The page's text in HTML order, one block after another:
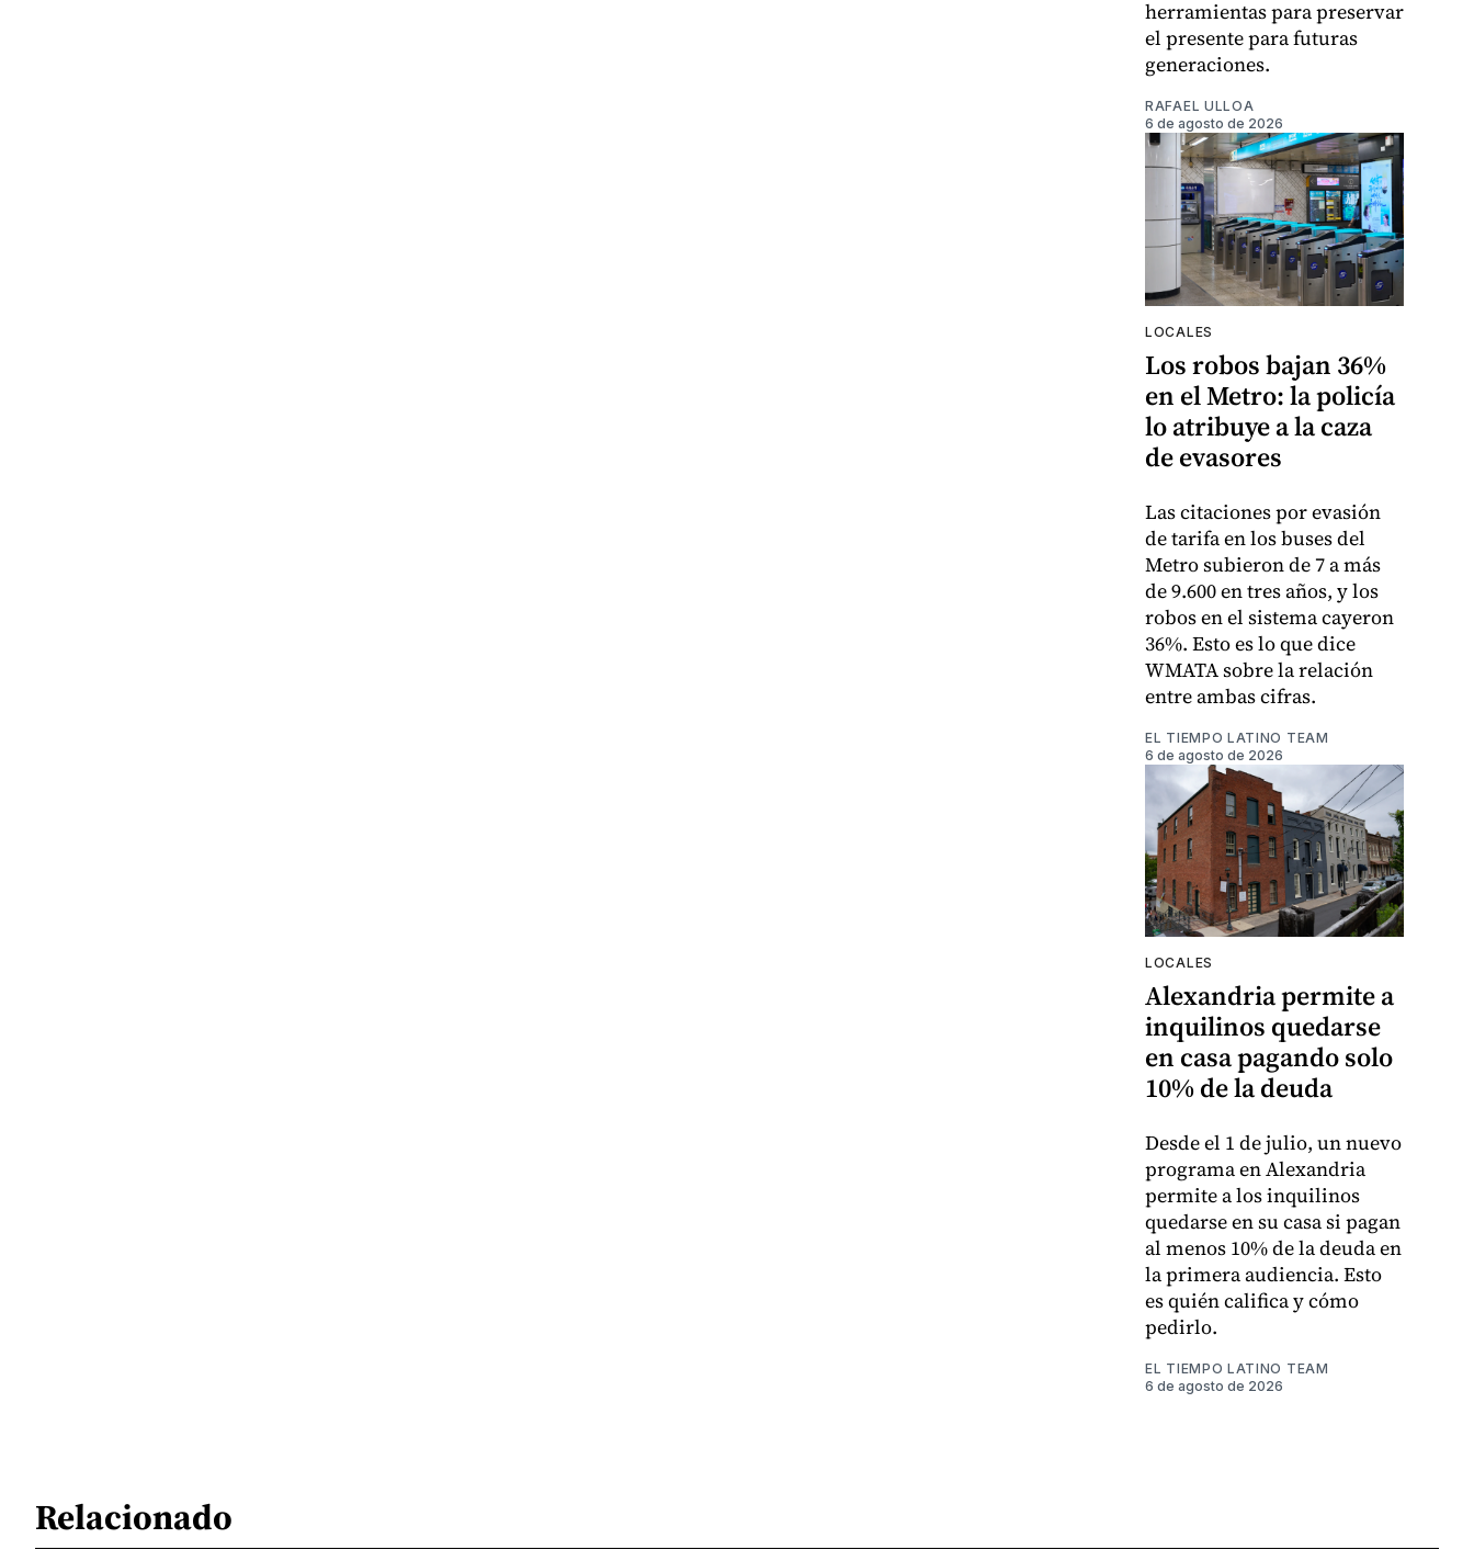
herramientas para preservar
el presente para futuras
generaciones.
RAFAEL ULLOA
6 de agosto de 2026
LOCALES
Los robos bajan 36%
en el Metro: la policía
lo atribuye a la caza
de evasores
Las citaciones por evasión
de tarifa en los buses del
Metro subieron de 7 a más
de 9.600 en tres años, y los
robos en el sistema cayeron
36%. Esto es lo que dice
WMATA sobre la relación
entre ambas cifras.
EL TIEMPO LATINO TEAM
6 de agosto de 2026
LOCALES
Alexandria permite a
inquilinos quedarse
en casa pagando solo
10% de la deuda
Desde el 1 de julio, un nuevo
programa en Alexandria
permite a los inquilinos
quedarse en su casa si pagan
al menos 10% de la deuda en
la primera audiencia. Esto
es quién califica y cómo
pedirlo.
EL TIEMPO LATINO TEAM
6 de agosto de 2026
Relacionado